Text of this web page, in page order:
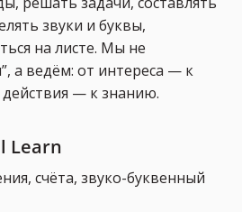
звуки и буквы,
на листе. Мы не
а ведём: от интереса — к
— к знанию.
Learn
счёта, звуко-буквенный